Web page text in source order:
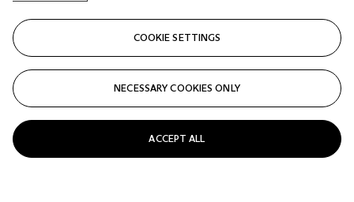
COOKIE SETTINGS
NECESSARY COOKIES ONLY
ACCEPT ALL